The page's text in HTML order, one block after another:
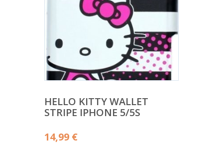
HELLO KITTY WALLET
STRIPE IPHONE 5/5S
14,99 €